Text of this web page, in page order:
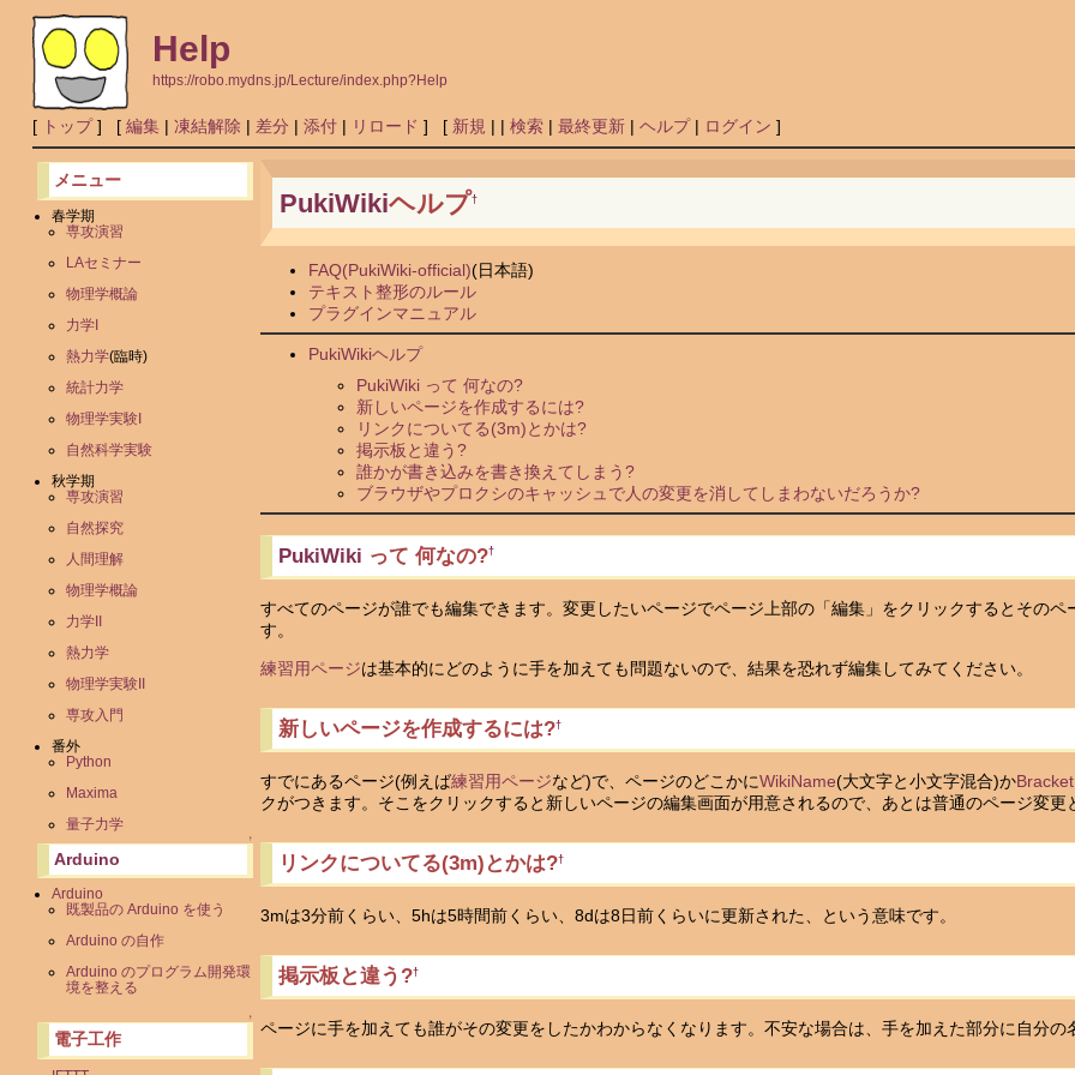
Help
https://robo.mydns.jp/Lecture/index.php?Help
[ トップ] [ 編集| 凍結解除 | 差分 | 添付| リロード ] [ 新規 | | 検索| 最終更新| ヘルプ| ログイン ]
メニュー
春学期
専攻演習
LAセミナー
物理学概論
力学I
熱力学(臨時)
統計力学
物理学実験I
自然科学実験
秋学期
専攻演習
自然探究
人間理解
物理学概論
力学II
熱力学
物理学実験II
専攻入門
番外
Python
Maxima
量子力学
↑
Arduino
Arduino
既製品の Arduino を使う
Arduino の自作
Arduino のプログラム開発環
境を整える
↑
電子工作
PukiWikiヘルプ†
FAQ(PukiWiki-official)(日本語)
テキスト整形のルール
プラグインマニュアル
PukiWikiヘルプ
PukiWiki って 何なの?
新しいページを作成するには?
リンクについてる(3m)とかは?
掲示板と違う?
誰かが書き込みを書き換えてしまう?
ブラウザやプロクシのキャッシュで人の変更を消してしまわないだろうか?
PukiWiki って 何なの?†
すべてのページが誰でも編集できます。変更したいページでページ上部の「編集」をクリックするとその
す。
練習用ページは基本的にどのように手を加えても問題ないので、結果を恐れず編集してみてください。
新しいページを作成するには?†
すでにあるページ(例えば練習用ページなど)で、ページのどこかにWikiName(大文字と小文字混合)か
クがつきます。そこをクリックすると新しいページの編集画面が用意されるので、あとは普通のページ変
リンクについてる(3m)とかは?†
3mは3分前くらい、5hは5時間前くらい、8dは8日前くらいに更新された、という意味です。
掲示板と違う?†
ページに手を加えても誰がその変更をしたかわからなくなります。不安な場合は、手を加えた部分に自分